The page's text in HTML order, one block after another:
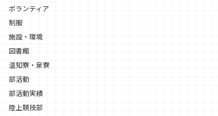
ボランティア
制服
施設・環境
図書館
温知寮・泉寮
部活動
部活動実績
陸上競技部